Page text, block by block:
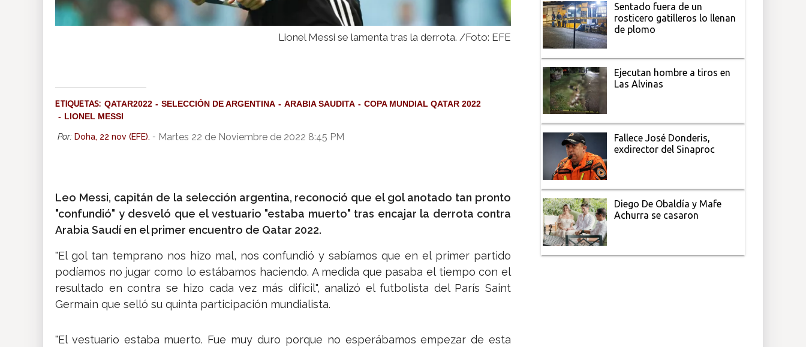
Lionel Messi se lamenta tras la derrota. /Foto: EFE
ETIQUETAS: QATAR2022 SELECCIÓN DE ARGENTINA ARABIA SAUDITA
COPA MUNDIAL QATAR 2022
LIONEL MESSI
Por: Doha, 22 nov (EFE). - Martes 22 de Noviembre de 2022 8:45 PM
Leo Messi, capitán de la selección argentina, reconoció que el gol anotado tan pronto
"confundió" y desveló que el vestuario "estaba muerto" tras encajar la derrota contra
Arabia Saudí en el primer encuentro de Qatar 2022.
"El gol tan temprano nos hizo mal, nos confundió y sabíamos que en el primer partido
podíamos no jugar como lo estábamos haciendo. A medida que pasaba el tiempo con el
resultado en contra se hizo cada vez más difícil", analizó el futbolista del París Saint
Germain que selló su quinta participación mundialista.
"El vestuario estaba muerto. Fue muy duro porque no esperábamos empezar de esta
Sentado fuera de un
rosticero gatilleros lo llenan
de plomo
Ejecutan hombre a tiros en
Las Alvinas
Fallece José Donderis,
exdirector del Sinaproc
Diego De Obaldía y Mafe
Achurra se casaron